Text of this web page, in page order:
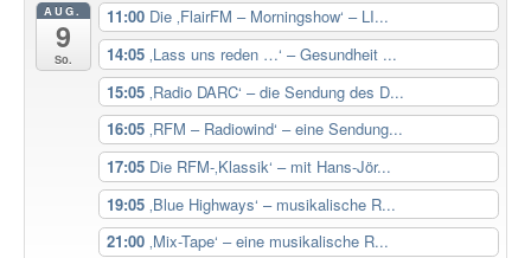
AUG.
9
So.
11:00 Die ‚FlairFM – Morningshow‘ – LI...
14:05 ‚Lass uns reden …‘ – Gesundheit ...
15:05 ‚Radio DARC‘ – die Sendung des D...
16:05 ‚RFM – Radiowind‘ – eine Sendung...
17:05 Die RFM-‚Klassik‘ – mit Hans-Jör...
19:05 ‚Blue Highways‘ – musikalische R...
21:00 ‚Mix-Tape‘ – eine musikalische R...